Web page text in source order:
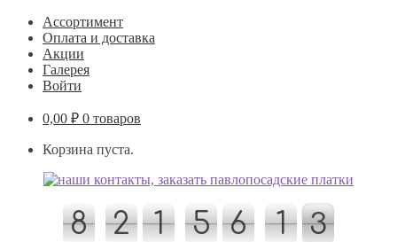
Ассортимент
Оплата и доставка
Акции
Галерея
Войти
0,00 ₽ 0 товаров
Корзина пуста.
8
8 2
2 1
1 5
5 6
6 1
1 3
2
2
3